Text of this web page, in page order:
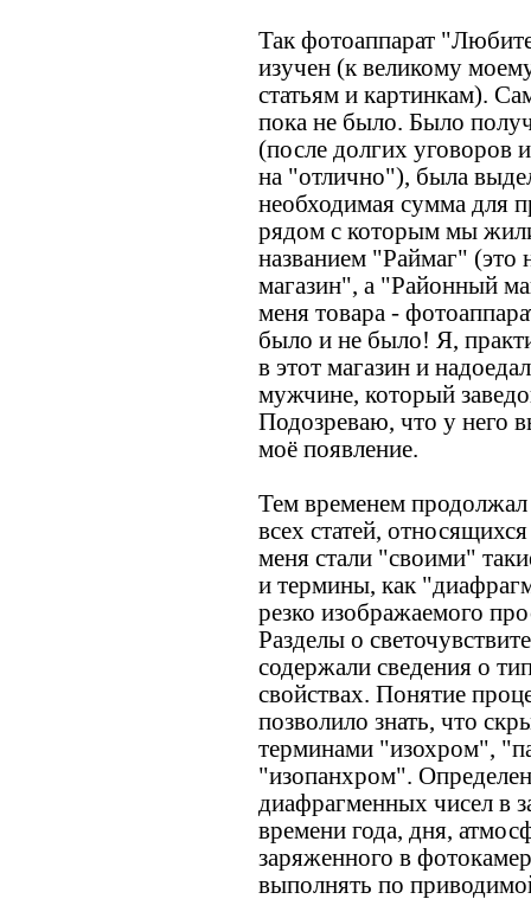
Так фотоаппарат
изучен (к великому
статьям и картинкам).
пока не было. Было
(после долгих уговоров
на "отлично"), была
необходимая сумма для
рядом с которым мы
названием "Раймаг" (это
магазин", а "Районный
меня товара -
было и не было! Я,
в этот магазин и
мужчине, который
Подозреваю, что у него
моё появление.
Тем временем продолжал
всех статей,
меня стали "своими"
и термины, как
резко изображаемого
Разделы о
содержали сведения о
свойствах. Понятие
позволило знать, что
терминами "изохром",
"изопанхром".
диафрагменных чисел в
времени года, дня,
заряженного в
выполнять по